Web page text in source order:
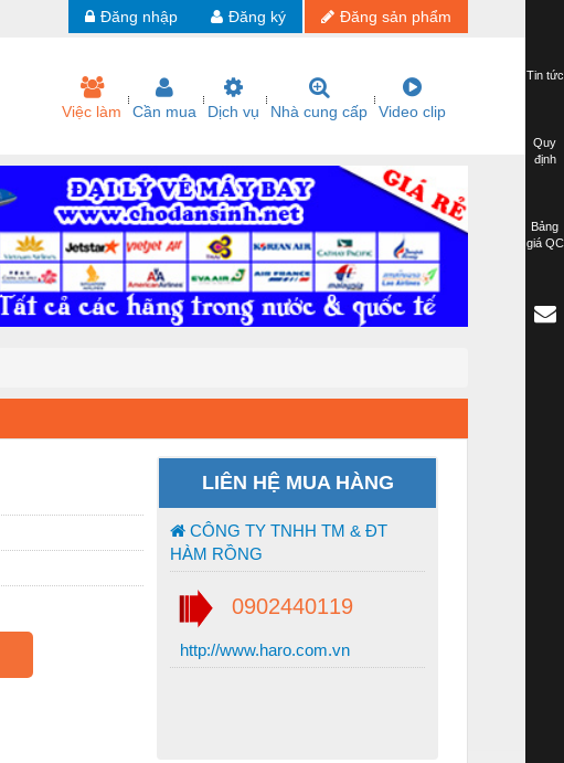
Đăng sản phẩm
Đăng ký
Đăng nhập
Việc làm Cần mua Dịch vụ Nhà cung cấp Video clip
LIÊN HỆ MUA HÀNG
CÔNG TY TNHH TM & ĐT
HÀM RỒNG
0902440119
http://www.haro.com.vn
Tin tức
Quy
định
Bảng
giá QC